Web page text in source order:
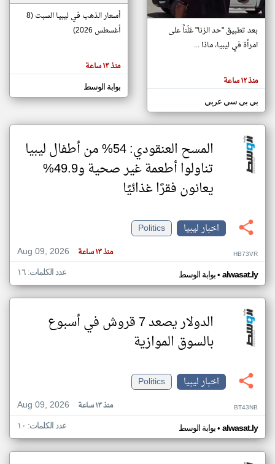
مصادر الأخبار من ليبيا
اخبار ليبيا على مدار الساعة
أهم اخبار ليبيا العاجلة والمباشرة
هنا عن
وجهة
نظر
كاتبيها.
بعد تطبيق "حد الزنا" عَلَناً على
امرأة في ليبيا، ماذا ...
منذ ١٢ ساعة
بي بي سي عربي
أسعار الذهب في ليبيا السبت (8
أغسطس 2026)
منذ ١٣ ساعة
بوابة الوسط
المسح العنقودي: 54% من أطفال ليبيا
تناولوا أطعمة غير صحية و49.9%
يعانون فقرًا غذائيًا
اخبار ليبيا
Politics
Aug 09, 2026
منذ ١٣ ساعة HB73VR
بوابة الوسط• alwasat.ly عدد الكلمات: ١٦
الدولار يصعد 7 قروش في أسبوع
بالسوق الموازية
اخبار ليبيا
Politics
Aug 09, 2026
منذ ١٣ ساعة BT43NB
بوابة الوسط• alwasat.ly عدد الكلمات: ١٠
klyoum.com